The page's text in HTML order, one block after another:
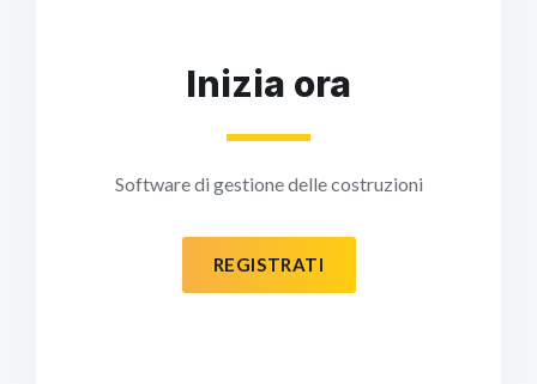
Inizia ora
Software di gestione delle costruzioni
REGISTRATI